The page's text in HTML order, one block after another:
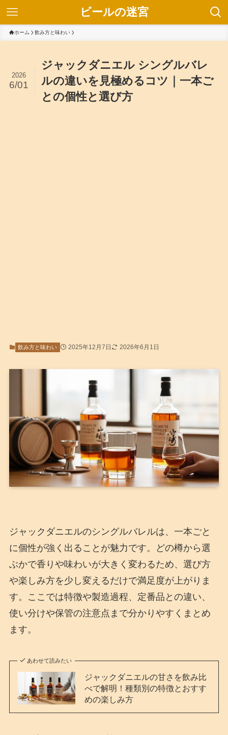
ビールの迷宮
ホーム 飲み方と味わい
ジャックダニエル シングルバレ
ルの違いを見極めるコツ｜一本ご
との個性と選び方
2026
6/01
飲み方と味わい 2025年12月7日 2026年6月1日
ジャックダニエルのシングルバレルは、一本ごと
に個性が強く出ることが魅力です。どの樽から選
ぶかで香りや味わいが大きく変わるため、選び方
や楽しみ方を少し変えるだけで満足度が上がりま
す。ここでは特徴や製造過程、定番品との違い、
使い分けや保管の注意点まで分かりやすくまとめ
ます。
あわせて読みたい
ジャックダニエルの甘さを飲み比
べで解明！種類別の特徴とおすす
めの楽しみ方